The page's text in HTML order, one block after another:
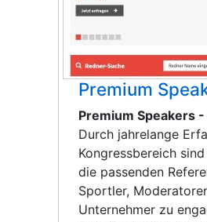
Premium
Premium Speakers
Durch jahrelange
Kongressbereich
die passenden
Sportler,
Unternehmer zu